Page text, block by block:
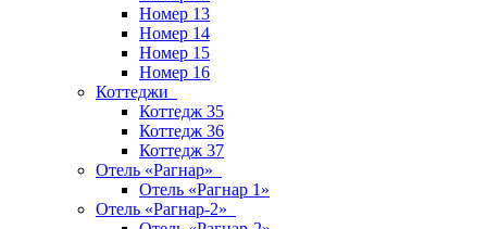
Номер 13
Номер 14
Номер 15
Номер 16
Коттеджи
Коттедж 35
Коттедж 36
Коттедж 37
Отель «Рагнар»
Отель «Рагнар 1»
Отель «Рагнар-2»